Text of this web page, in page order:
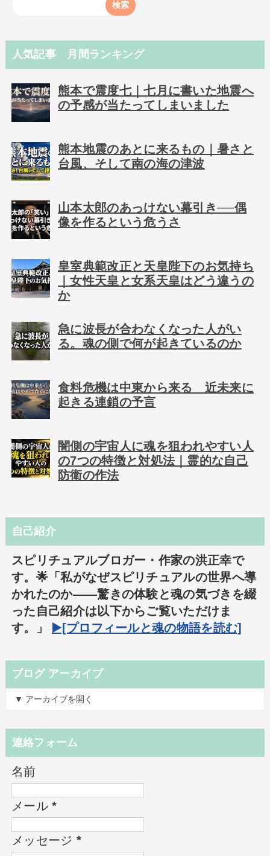
人気記事 月間ランキング
熊本で震度七｜七月に書いた地震へ
の予感が当たってしまいました
熊本地震のあとに来るもの｜暑さと
台風、そして南の海の津波
山本太郎のあっけない幕引き──偶
像を作るという危うさ
皇室典範改正と天皇陛下のお気持ち
｜女性天皇と女系天皇はどう違うの
か
急に波長が合わなくなった人がい
る。魂の側で何が起きているのか
食料危機は中東から来る 近未来に
起きる連鎖の予言
闇側の宇宙人に魂を狙われやすい人
の7つの特徴と対処法｜霊的な自己
防衛の作法
自己紹介
スピリチュアルブロガー・作家の洪正幸で
す。🌟「私がなぜスピリチュアルの世界へ導
かれたのか――驚きの体験と魂の気づきを綴
った自己紹介は以下からご覧いただけま
す。」 ▶️[プロフィールと魂の物語を読む]
ブログ アーカイブ
▼ アーカイブを開く
連絡フォーム
名前
メール*
メッセージ *